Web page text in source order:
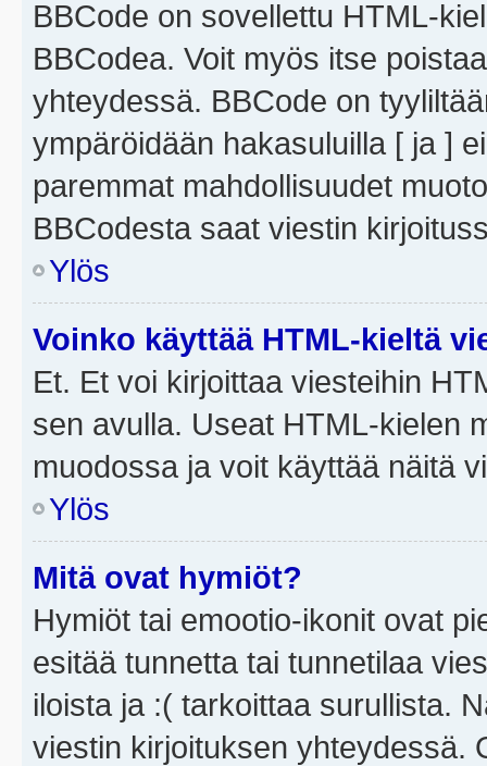
BBCode on sovellettu HTML-
BBCodea. Voit myös itse
yhteydessä. BBCode on
ympäröidään hakasuluilla [ ja ]
paremmat mahdollisuudet
BBCodesta saat viestin
Ylös
Voinko käyttää HTML-kieltä
Et. Et voi kirjoittaa viesteihin
sen avulla. Useat HTML-kielen
muodossa ja voit käyttää näitä
Ylös
Mitä ovat hymiöt?
Hymiöt tai emootio-ikonit ovat
esitää tunnetta tai tunnetilaa
iloista ja :( tarkoittaa surullista.
viestin kirjoituksen yhteydessä.